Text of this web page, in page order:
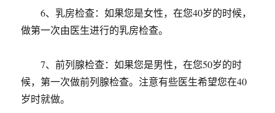
6、乳房检查：如果您是女性，在您40岁的时候，
做第一次由医生进行的乳房检查。
7、前列腺检查：如果您是男性，在您50岁的时
候，第一次做前列腺检查。注意有些医生希望您在40
岁时就做。